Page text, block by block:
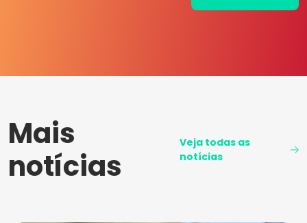
Mais
notícias
Veja todas as
notícias